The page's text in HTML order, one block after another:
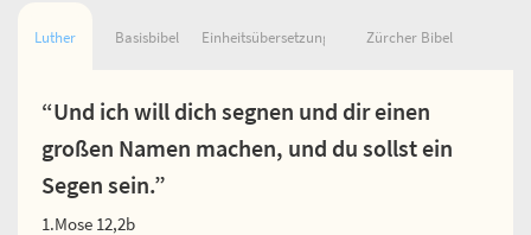
Luther Basisbibel Einheitsübersetzung Zürcher Bibel
“Und ich will dich segnen und dir einen
großen Namen machen, und du sollst ein
Segen sein.”
1.Mose 12,2b